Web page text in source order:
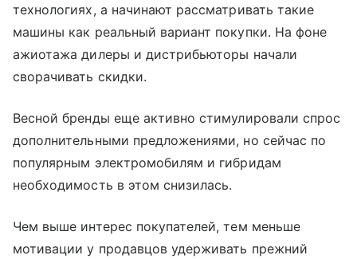
технологиях, а начинают рассматривать такие
машины как реальный вариант покупки. На фоне
ажиотажа дилеры и дистрибьюторы начали
сворачивать скидки.
Весной бренды еще активно стимулировали спрос
дополнительными предложениями, но сейчас по
популярным электромобилям и гибридам
необходимость в этом снизилась.
Чем выше интерес покупателей, тем меньше
мотивации у продавцов удерживать прежний